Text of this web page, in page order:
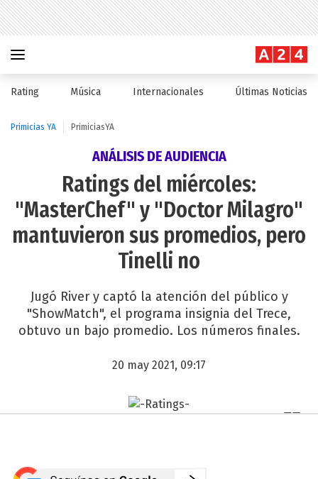
Rating Música Internacionales Últimas Noticias
Primicias YA PrimiciasYA
ANÁLISIS DE AUDIENCIA
Ratings del miércoles:
"MasterChef" y "Doctor Milagro"
mantuvieron sus promedios, pero
Tinelli no
Jugó River y captó la atención del público y
"ShowMatch", el programa insignia del Trece,
obtuvo un bajo promedio. Los números finales.
20 may 2021, 09:17